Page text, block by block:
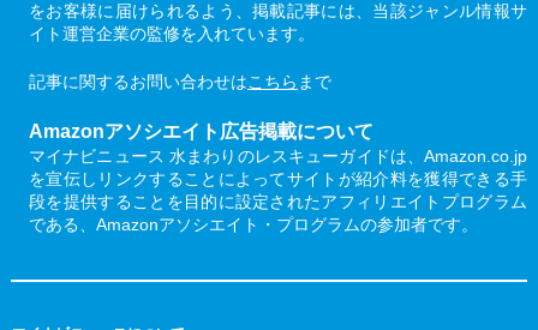
をお客様に届けられるよう、掲載記事には、当該ジャンル情報サ
イト運営企業の監修を入れています。
記事に関するお問い合わせはこちら まで
Amazonアソシエイト広告掲載について
マイナビニュース 水まわりのレスキューガイドは、Amazon.co.jp
を宣伝しリンクすることによってサイトが紹介料を獲得できる手
段を提供することを目的に設定されたアフィリエイトプログラム
である、Amazonアソシエイト・プログラムの参加者です。